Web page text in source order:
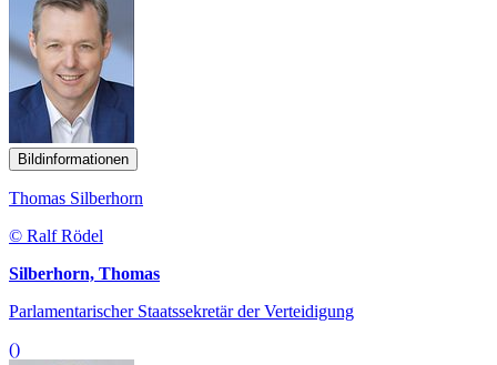
Bildinformationen
Thomas Silberhorn
© Ralf Rödel
Silberhorn, Thomas
Parlamentarischer Staatssekretär der Verteidigung
()